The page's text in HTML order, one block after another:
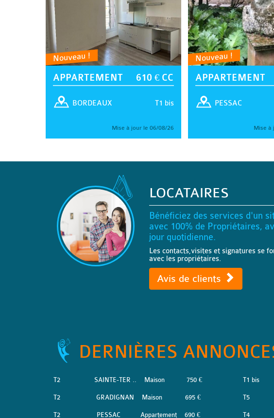
Nouveau !
APPARTEMENT 610 € CC
T1 bis
BORDEAUX
Mise à jour le 06/08/26
Nouveau !
APPARTEMENT
PESSAC
Mise à
LOCATAIRES
Bénéficiez des services d'un
avec 100% de Propriétaires,
jour quotidienne.
Les contacts,visites et signatures se
avec les propriétaires.
Avis de clients
DERNIÈRES
T2 SAINTE-TER .. Maison 750 €
T2 GRADIGNAN Maison 695 €
T2 PESSAC Appartement 690 €
T1 bis
T5
T4